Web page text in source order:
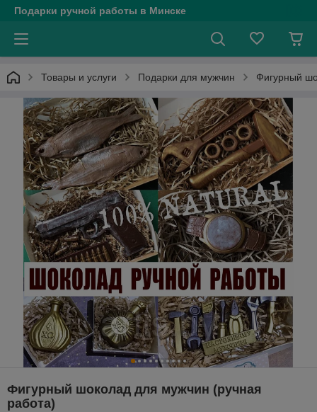
Подарки ручной работы в Минске
Товары и услуги Подарки для мужчин Фигурный
Фигурный шоколад для мужчин (ручная
работа)